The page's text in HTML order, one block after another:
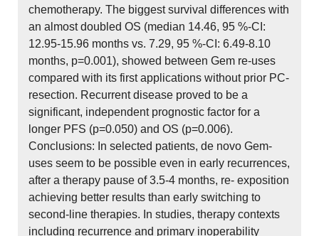
chemotherapy. The biggest survival differences with
an almost doubled OS (median 14.46, 95 %-CI:
12.95-15.96 months vs. 7.29, 95 %-CI: 6.49-8.10
months, p=0.001), showed between Gem re-uses
compared with its first applications without prior PC-
resection. Recurrent disease proved to be a
significant, independent prognostic factor for a
longer PFS (p=0.050) and OS (p=0.006).
Conclusions: In selected patients, de novo Gem-
uses seem to be possible even in early recurrences,
after a therapy pause of 3.5-4 months, re- exposition
achieving better results than early switching to
second-line therapies. In studies, therapy contexts
including recurrence and primary inoperability